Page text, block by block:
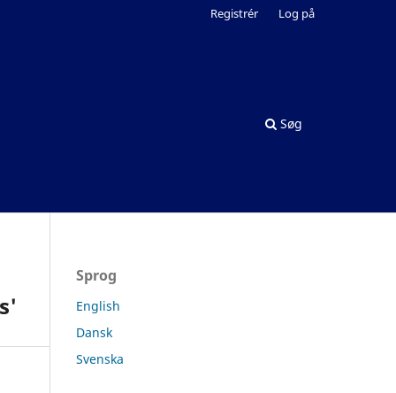
Søg
Registrér Log på
Sprog
English
Dansk
Svenska